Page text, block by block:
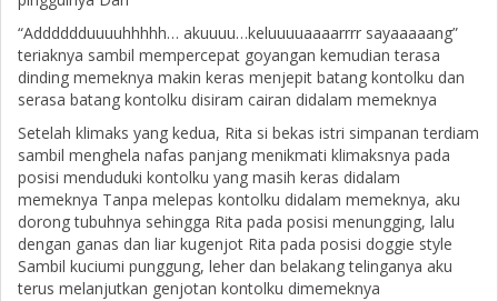
“Adddddduuuuhhhhh… akuuuu…keluuuuaaaarrrr sayaaaaang”
teriaknya sambil mempercepat goyangan kemudian terasa
dinding memeknya makin keras menjepit batang kontolku dan
serasa batang kontolku disiram cairan didalam memeknya
Setelah klimaks yang kedua, Rita si bekas istri simpanan terdiam
sambil menghela nafas panjang menikmati klimaksnya pada
posisi menduduki kontolku yang masih keras didalam
memeknya Tanpa melepas kontolku didalam memeknya, aku
dorong tubuhnya sehingga Rita pada posisi menungging, lalu
dengan ganas dan liar kugenjot Rita pada posisi doggie style
Sambil kuciumi punggung, leher dan belakang telinganya aku
terus melanjutkan genjotan kontolku dimemeknya